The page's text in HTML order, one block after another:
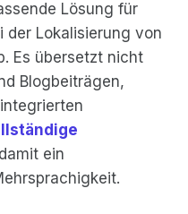
Lösung für
der Lokalisierung von
Es übersetzt nicht
Blogbeiträgen,
ein